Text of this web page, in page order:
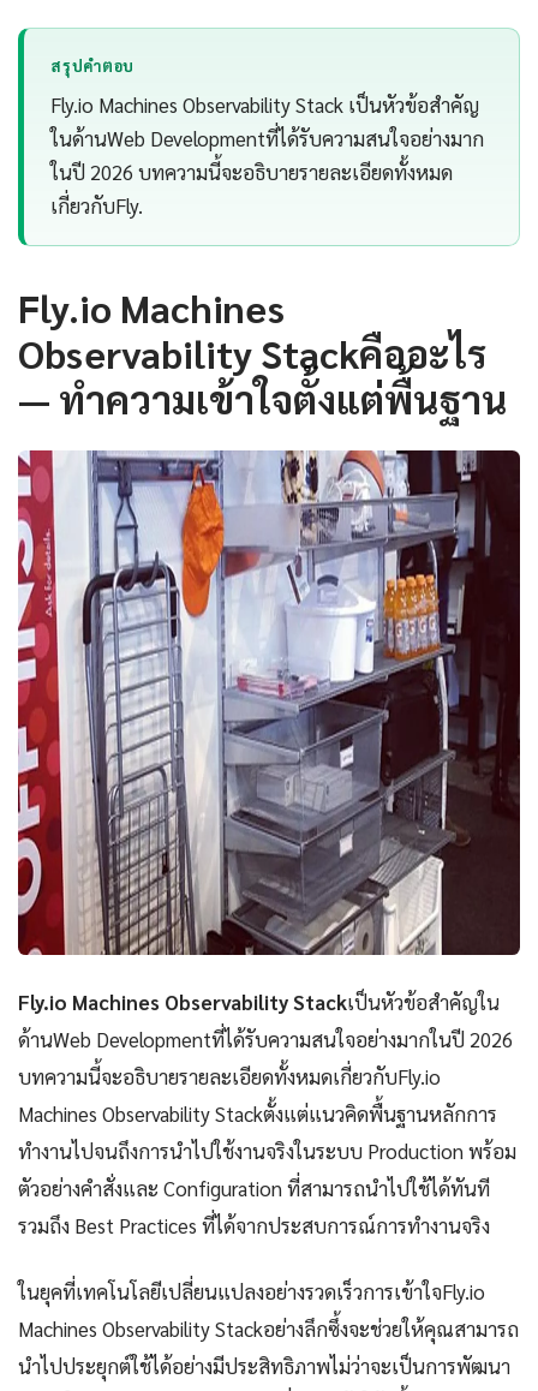
สรุปคำตอบ
Fly.io Machines Observability Stack เป็นหัวข้อสำคัญ
ในด้านWeb Developmentที่ได้รับความสนใจอย่างมาก
ในปี 2026 บทความนี้จะอธิบายรายละเอียดทั้งหมด
เกี่ยวกับFly.
Fly.io Machines
Observability Stackคืออะไร
— ทำความเข้าใจตั้งแต่พื้นฐาน
Fly.io Machines Observability Stackเป็นหัวข้อสำคัญใน
ด้านWeb Developmentที่ได้รับความสนใจอย่างมากในปี 2026
บทความนี้จะอธิบายรายละเอียดทั้งหมดเกี่ยวกับFly.io
Machines Observability Stackตั้งแต่แนวคิดพื้นฐานหลักการ
ทำงานไปจนถึงการนำไปใช้งานจริงในระบบ Production พร้อม
ตัวอย่างคำสั่งและ Configuration ที่สามารถนำไปใช้ได้ทันที
รวมถึง Best Practices ที่ได้จากประสบการณ์การทำงานจริง
ในยุคที่เทคโนโลยีเปลี่ยนแปลงอย่างรวดเร็วการเข้าใจFly.io
Machines Observability Stackอย่างลึกซึ้งจะช่วยให้คุณสามารถ
นำไปประยุกต์ใช้ได้อย่างมีประสิทธิภาพไม่ว่าจะเป็นการพัฒนา